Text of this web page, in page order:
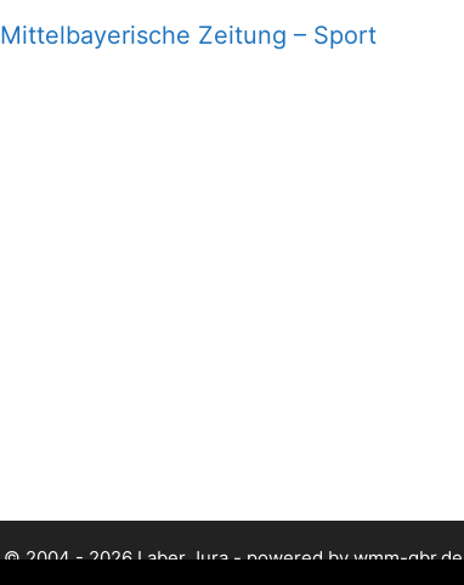
Mittelbayerische Zeitung – Sport
© 2004 - 2026 Laber Jura - powered by wmm-gbr.de